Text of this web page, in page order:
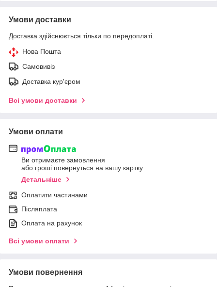
Умови доставки
Доставка здійснюється тільки по передоплаті.
Нова Пошта
Самовивіз
Доставка кур'єром
Всі умови доставки
Умови оплати
Ви отримаєте замовлення
або гроші повернуться на вашу картку
Детальніше
Оплатити частинами
Післяплата
Оплата на рахунок
Всі умови оплати
Умови повернення